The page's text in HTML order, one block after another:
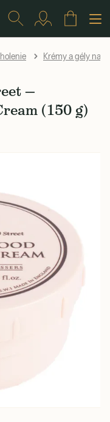
Krémy a gély na
—
(150 g)